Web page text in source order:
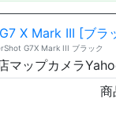
X Mark III [ブラ
G7X Mark III ブラック
マップカメラ
商